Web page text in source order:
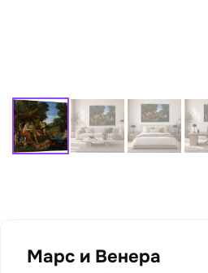
Марс и Венера